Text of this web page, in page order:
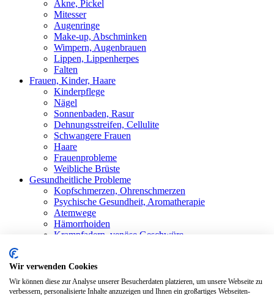
Akne, Pickel
Mitesser
Augenringe
Make-up, Abschminken
Wimpern, Augenbrauen
Lippen, Lippenherpes
Falten
Frauen, Kinder, Haare
Kinderpflege
Nägel
Sonnenbaden, Rasur
Dehnungsstreifen, Cellulite
Schwangere Frauen
Haare
Frauenprobleme
Weibliche Brüste
Gesundheitliche Probleme
Kopfschmerzen, Ohrenschmerzen
Psychische Gesundheit, Aromatherapie
Atemwege
Hämorrhoiden
Krampfadern, venöse Geschwüre
Rheumatismus, Gelenkschmerzen
Mundhöhle
Magenbeschwerden
Wir verwenden Cookies
Wir können diese zur Analyse unserer Besucherdaten platzieren, um unsere Webseite zu
verbessern, personalisierte Inhalte anzuzeigen und Ihnen ein großartiges Webseiten-